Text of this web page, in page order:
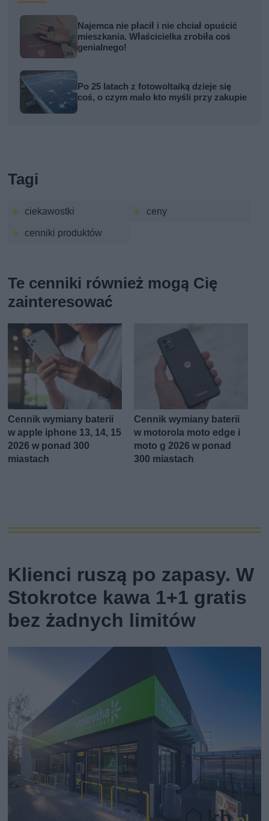
Najemca nie płacił i nie chciał opuścić
mieszkania. Właścicielka zrobiła coś
genialnego!
Po 25 latach z fotowoltaiką dzieje się
coś, o czym mało kto myśli przy zakupie
Tagi
ciekawostki
ceny
cenniki produktów
Te cenniki również mogą Cię
zainteresować
Cennik wymiany baterii
w apple iphone 13, 14, 15
2026 w ponad 300
miastach
Cennik wymiany baterii
w motorola moto edge i
moto g 2026 w ponad
300 miastach
Klienci ruszą po zapasy. W
Stokrotce kawa 1+1 gratis
bez żadnych limitów